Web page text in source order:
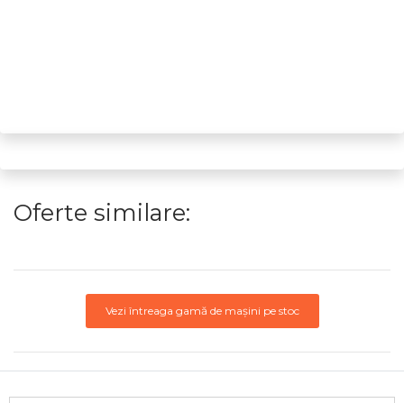
Oferte similare:
Vezi întreaga gamă de mașini pe stoc